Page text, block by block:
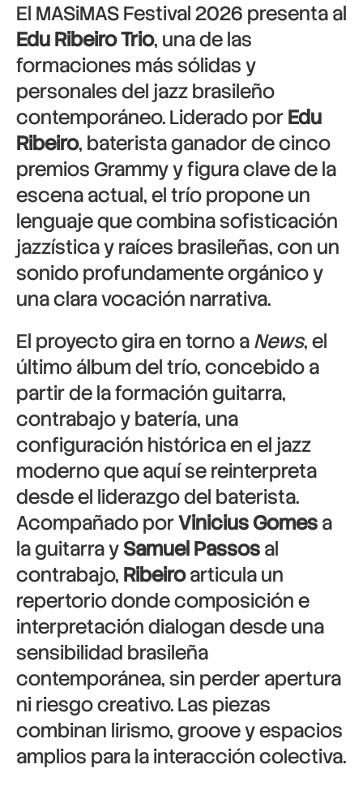
El MASiMAS Festival 2026 presenta al
Edu Ribeiro Trio, una de las
formaciones más sólidas y
personales del jazz brasileño
contemporáneo. Liderado porEdu
Ribeiro, baterista ganador de cinco
premios Grammy y figura clave de la
escena actual, el trío propone un
lenguaje que combina sofisticación
jazzística y raíces brasileñas, con un
sonido profundamente orgánico y
una clara vocación narrativa.
El proyecto gira en torno aNews, el
último álbum del trío, concebido a
partir de la formación guitarra,
contrabajo y batería, una
configuración histórica en el jazz
moderno que aquí se reinterpreta
desde el liderazgo del baterista.
Acompañado porVinicius Gomesa
la guitarra ySamuel Passosal
contrabajo, Ribeiroarticula un
repertorio donde composición e
interpretación dialogan desde una
sensibilidad brasileña
contemporánea, sin perder apertura
ni riesgo creativo. Las piezas
combinan lirismo, groove y espacios
amplios para la interacción colectiva.